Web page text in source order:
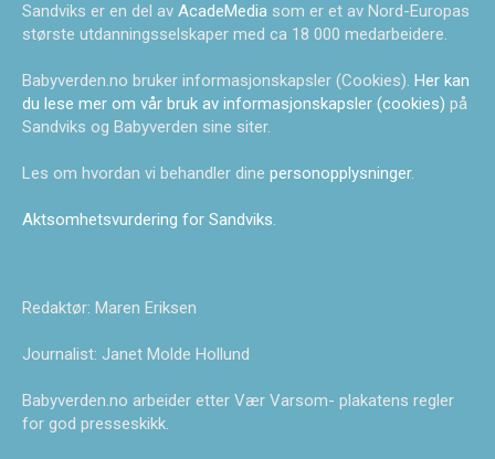
Sandviks er en del av AcadeMedia som er et av Nord-Europas
største utdanningsselskaper med ca 18 000 medarbeidere.
Babyverden.no bruker informasjonskapsler (Cookies). Her kan
du lese mer om vår bruk av informasjonskapsler (cookies) på
Sandviks og Babyverden sine siter.
Les om hvordan vi behandler dine personopplysninger.
Aktsomhetsvurdering for Sandviks.
Redaktør: Maren Eriksen
Journalist: Janet Molde Hollund
Babyverden.no arbeider etter Vær Varsom- plakatens regler
for god presseskikk.